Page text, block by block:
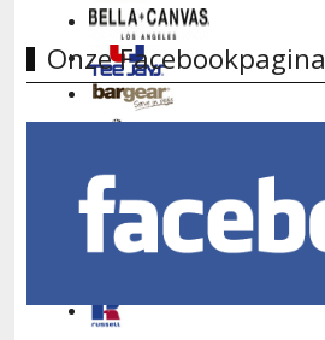
Onze Facebookpagina